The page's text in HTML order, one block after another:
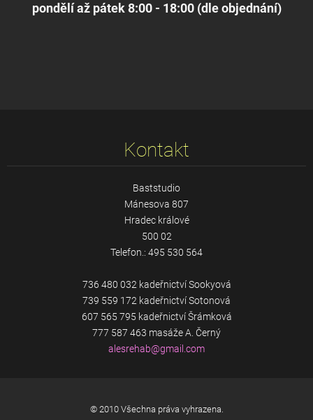
pondělí až pátek 8:00 - 18:00 (dle objednání)
Kontakt
Baststudio
Mánesova 807
Hradec králové
500 02
Telefon.: 495 530 564
736 480 032 kadeřnictví Sookyová
739 559 172 kadeřnictví Sotonová
607 565 795 kadeřnictví Šrámková
777 587 463 masáže A. Černý
alesrehab@gmail. com
© 2010 Všechna práva vyhrazena.